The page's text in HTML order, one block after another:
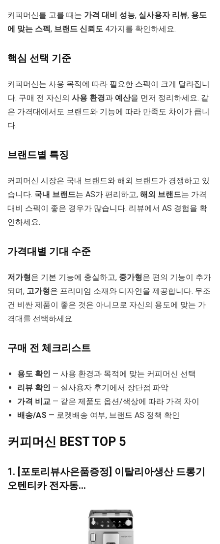
커피머신를 고를 때는 가격 대비 성능, 실사용자 리뷰, 용도
에 맞는 스펙, 브랜드 신뢰도 4가지를 확인하세요.
핵심 선택 기준
커피머신는 사용 목적에 따라 필요한 스펙이 크게 달라집니
다. 구매 전 자신의 사용 환경과 예산을 먼저 정리하세요. 같
은 가격대에서도 브랜드와 기능에 따라 만족도 차이가 큽니
다.
브랜드별 특징
커피머신 시장은 국내 브랜드와 해외 브랜드가 경쟁하고 있
습니다. 국내 브랜드는 AS가 편리하고, 해외 브랜드는 가격
대비 스펙이 좋은 경우가 많습니다. 리뷰에서 AS 경험을 확
인하세요.
가격대별 기대 수준
저가형은 기본 기능에 충실하고, 중가형은 편의 기능이 추가
되며, 고가형은 프리미엄 소재와 디자인을 제공합니다. 무조
건 비싼 제품이 좋은 것은 아니므로 자신의 용도에 맞는 가
격대를 선택하세요.
구매 전 체크리스트
용도 확인 — 사용 환경과 목적에 맞는 커피머신 선택
리뷰 확인 — 실사용자 후기에서 장단점 파악
가격 비교 — 같은 제품도 옵션/색상에 따라 가격 차이
배송/AS — 로켓배송 여부, 브랜드 AS 정책 확인
커피머신 BEST TOP 5
1. [포토리뷰사은품증정] 이탈리아생산 드롱기
오텐티카 전자동…